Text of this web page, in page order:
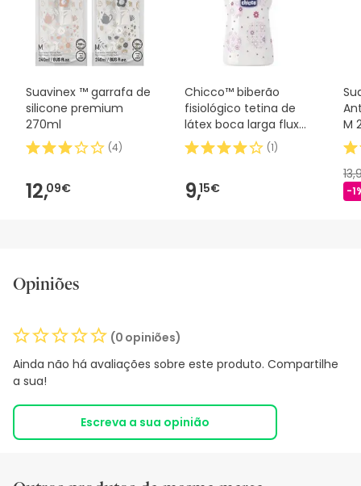
desejares, também podes devolver o produto seguindo os
nossos termos e condições
Suavinex ™ garrafa de
silicone premium
270ml
(4)
12,09€
Chicco™ biberão
fisiológico tetina de
látex boca larga fluxo
normal rosa 150ml 1ud
(1)
9,15€
M
-
Opiniões
(0 opiniões)
Ainda não há avaliações sobre este produto. Compartilhe
a sua!
Escreva a sua opinião